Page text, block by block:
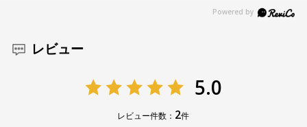
※メガネ：デモレンズを外した重さ
※サングラス：レンズ込みの重さ
レビュー
5.0
レビュー件数： 2件